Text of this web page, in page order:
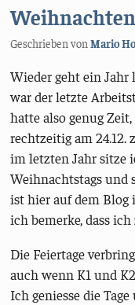
Geschrieben vonMario
Wieder geht ein Jahr
war der letzte
hatte also genug
rechtzeitig am 24.12.
im letzten Jahr sitze
Weihnachtstags und
ist hier auf dem Blog
ich bemerke, dass
Die Feiertage
auch wenn K1 und
Ich geniesse die